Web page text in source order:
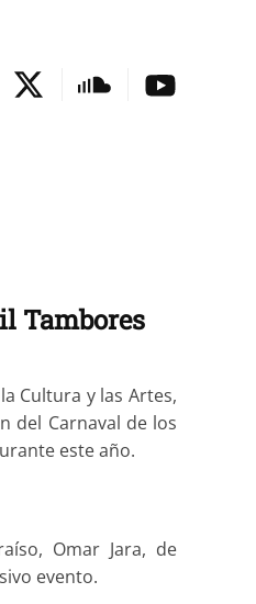
Tambores
Cultura y las Artes,
del Carnaval de los
este año.
Omar Jara, de
evento.